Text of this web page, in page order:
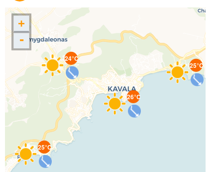
26°C
25°C
25°C
24°C
+
-